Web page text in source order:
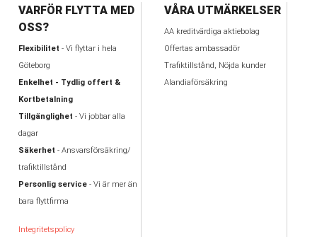
VARFÖR FLYTTA MED
OSS?
Flexibilitet - Vi flyttar i hela
Göteborg
Enkelhet - Tydlig offert &
Kortbetalning
Tillgänglighet - Vi jobbar alla
dagar
Säkerhet - Ansvarsförsäkring/
trafiktillstånd
Personlig service- Vi är mer än
bara flyttfirma
Integritetspolicy
VÅRA UTMÄRKELSER
AA kreditvärdiga aktiebolag
Offertas ambassadör
Trafiktillstånd, Nöjda kunder
Alandiaförsäkring